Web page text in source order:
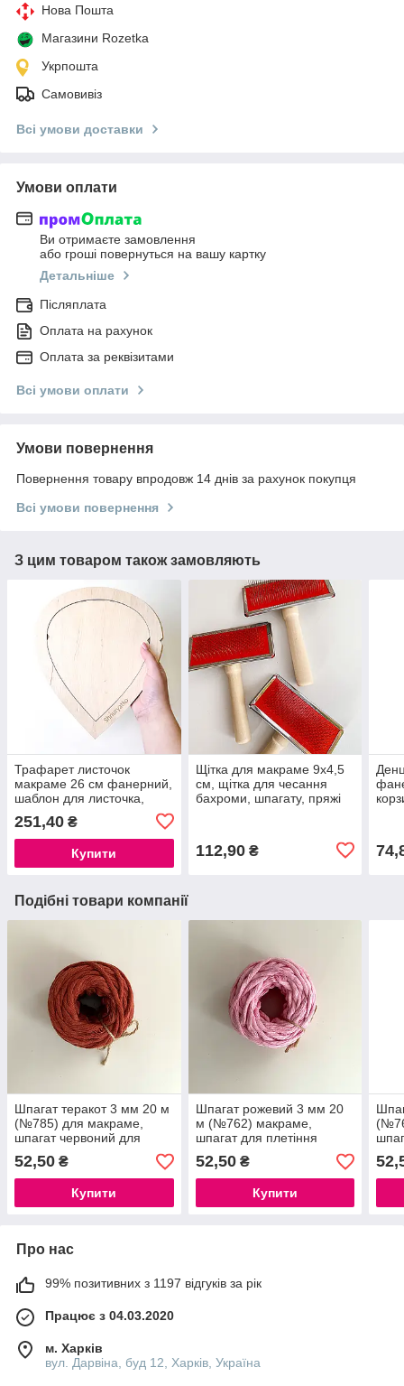
Нова Пошта
Магазини Rozetka
Укрпошта
Самовивіз
Всі умови доставки
Умови оплати
Ви отримаєте замовлення
або гроші повернуться на вашу картку
Детальніше
Післяплата
Оплата на рахунок
Оплата за реквізитами
Всі умови оплати
Умови повернення
Повернення товару впродовж 14 днів за рахунок покупця
Всі умови повернення
З цим товаром також замовляють
Трафарет листочок
макраме 26 см фанерний,
шаблон для листочка,
макраме
251,40 ₴
Купити
Щітка для макраме 9х4,5
см, щітка для чесання
бахроми, шпагату, пряжі
112,90₴
Подібні товари компанії
Шпагат теракот 3 мм 20 м
(№785) для макраме,
шпагат червоний для
плетіння
52,50 ₴
Купити
Шпагат рожевий 3 мм 20
м (№762) макраме,
шпагат для плетіння
макраме, шпагат рожевий
макраме
52,50₴
Купити
Про нас
99% позитивних з 1197 відгуків за рік
Працює з 04.03.2020
м. Харків
вул. Дарвіна, буд 12, Харків, Україна